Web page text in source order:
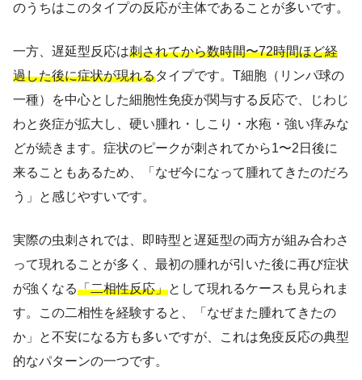
のうちはこのタイプの反応が主体であることが多いです。
一方、遅延型反応は刺されてから数時間〜72時間ほど経
過した後に症状が現れるタイプです。T細胞（リンパ球の
一種）を中心とした細胞性免疫が関与する反応で、じわじ
わと炎症が拡大し、硬い腫れ・しこり・水疱・強い痒みな
どが続きます。症状のピークが刺されてから1〜2日後に
来ることもあるため、「なぜ今になって腫れてきたのだろ
う」と感じやすいです。
実際の虫刺されでは、即時型と遅延型の両方が組み合わさ
って現れることが多く、最初の腫れが引いた後に再び症状
が強くなる「二相性反応」として現れるケースも見られま
す。この二相性を経験すると、「なぜまた腫れてきたの
か」と不安になる方も多いですが、これは免疫反応の典型
的なパターンの一つです。